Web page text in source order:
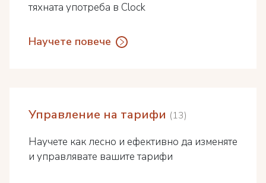
тяхната употреба в Clock
Научете повече
Управление на тарифи 13
Научете как лесно и ефективно да изменяте
и управлявате вашите тарифи